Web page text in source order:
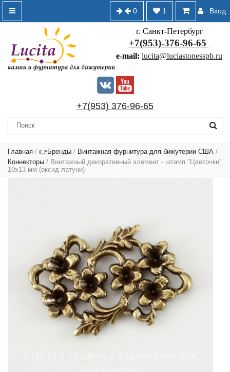
Вход
1
0
г. Санкт-Петербург
+7(953)-376-96-65
e-mail: lucita@luciastonesspb.ru
+7(953) 376-96-65
Главная / 👉Бренды / Винтажная фурнитура для бижутерии США /
Коннекторы / Винтажный декоративный элемент - штамп "Цветочки"
19х13 мм (оксид латуни)